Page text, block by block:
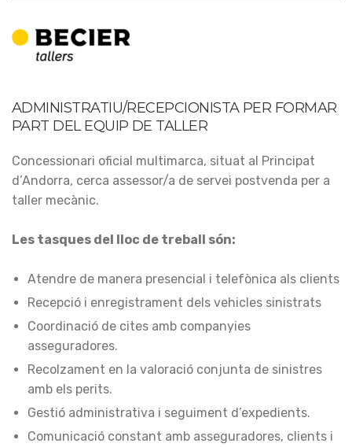
ADMINISTRATIU/RECEPCIONISTA PER FORMAR
PART DEL EQUIP DE TALLER
Concessionari oficial multimarca, situat al Principat
d’Andorra, cerca assessor/a de servei postvenda per a
taller mecànic.
Les tasques del lloc de treball són:
Atendre de manera presencial i telefònica als clients
Recepció i enregistrament dels vehicles sinistrats
Coordinació de cites amb companyies
asseguradores.
Recolzament en la valoració conjunta de sinistres
amb els perits.
Gestió administrativa i seguiment d’expedients.
Comunicació constant amb asseguradores, clients i